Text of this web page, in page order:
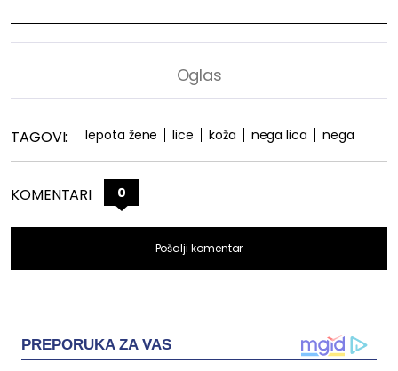
TAGOVI: lepota žene lice koža nega lica nega
KOMENTARI 0
Pošalji komentar
PREPORUKA ZA VAS